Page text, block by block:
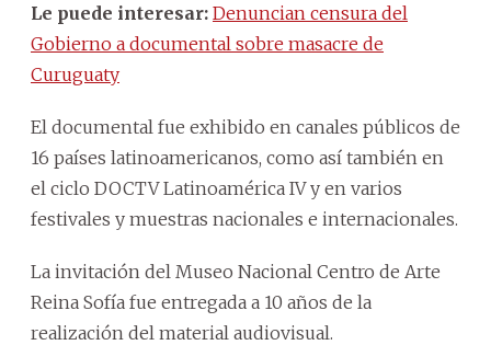
Le puede interesar: Denuncian censura del
Gobierno a documental sobre masacre de
Curuguaty
El documental fue exhibido en canales públicos de
16 países latinoamericanos, como así también en
el ciclo DOCTV Latinoamérica IV y en varios
festivales y muestras nacionales e internacionales.
La invitación del Museo Nacional Centro de Arte
Reina Sofía fue entregada a 10 años de la
realización del material audiovisual.